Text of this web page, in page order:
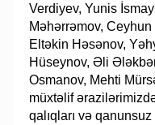
Verdiyev, Yunis
Məhərrəmov,
Eltəkin Həsənov,
Hüseynov, Əli
Osmanov, Mehti
müxtəlif
qalıqları və